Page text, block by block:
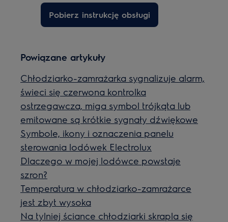
Pobierz instrukcję obsługi
Powiązane artykuły
Chłodziarko-zamrażarka sygnalizuje alarm,
świeci się czerwona kontrolka
ostrzegawcza, miga symbol trójkąta lub
emitowane są krótkie sygnały dźwiękowe
Symbole, ikony i oznaczenia panelu
sterowania lodówek Electrolux
Dlaczego w mojej lodówce powstaje
szron?
Temperatura w chłodziarko-zamrażarce
jest zbyt wysoka
Na tylniej ściance chłodziarki skrapla się